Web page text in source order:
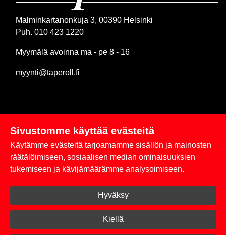
Malminkartanonkuja 3, 00390 Helsinki
Puh. 010 423 1220
Myymälä avoinna ma - pe 8 - 16
myynti@taperoll.fi
Linkit
Rekisteriseloste
Toimitus- ja maksuehdot
Kirjaudu sisään
Sivustomme käyttää evästeitä
Käytämme evästeitä tarjoamamme sisällön ja mainosten
räätälöimiseen, sosiaalisen median ominaisuuksien
tukemiseen ja kävijämäärämme analysoimiseen.
Hyväksy
Kiellä